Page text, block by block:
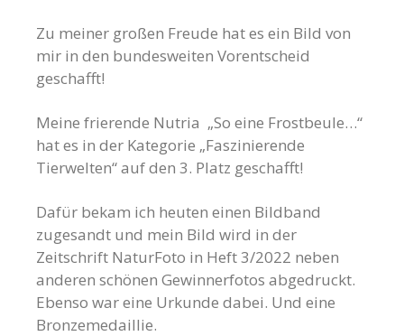
Zu meiner großen Freude hat es ein Bild von
mir in den bundesweiten Vorentscheid
geschafft!
Meine frierende Nutria „So eine Frostbeule…“
hat es in der Kategorie „Faszinierende
Tierwelten“ auf den 3. Platz geschafft!
Dafür bekam ich heuten einen Bildband
zugesandt und mein Bild wird in der
Zeitschrift NaturFoto in Heft 3/2022 neben
anderen schönen Gewinnerfotos abgedruckt.
Ebenso war eine Urkunde dabei. Und eine
Bronzemedaillie.